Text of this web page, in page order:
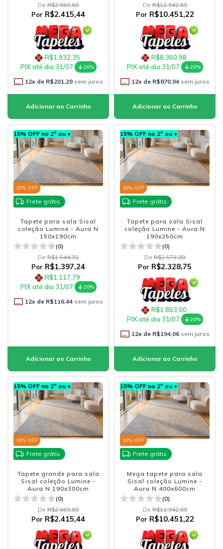
De R$2.669,69
Por R$2.415,44
R$1.932,35
PIX até dia 31/07
20%
12x de R$201,29sem juros
De R$12.942,69
Por R$10.451,22
R$8.360,98
PIX até dia 31/07
20%
12x de R$870,94sem juros
15% OFF no 2º ou +
10% OFF
Frete grátis
Tapete para sala Sisal
coleção Lumine - Aura N
150x190cm
(0)
De R$1.544,32
Por R$1.397,24
R$1.117,79
PIX até dia 31/07
20%
12x de R$116,44sem juros
15% OFF no 2º ou +
10% OFF
Frete grátis
Tapete para sala Sisal
coleção Lumine - Aura N
190x250cm
(0)
De R$2.573,89
Por R$2.328,75
R$1.863,00
PIX até dia 31/07
20%
12x de R$194,06sem juros
15% OFF no 2º ou +
10% OFF
Frete grátis
Tapete grande para sala
Sisal coleção Lumine -
Aura N 190x300cm
(0)
De R$2.669,69
Por R$2.415,44
15% OFF no 2º ou +
19% OFF
Frete grátis
Mega tapete para sala
Sisal coleção Lumine -
Aura N 400x600cm
(0)
De R$12.942,69
Por R$10.451,22